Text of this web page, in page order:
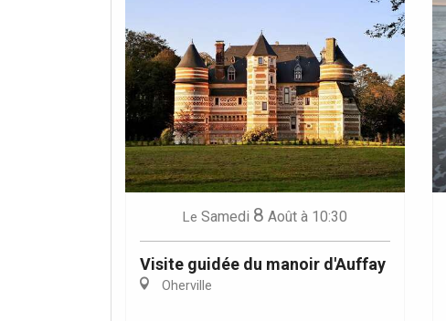
Paris 1h30
Le Samedi 8 Août à 10:30
Visite guidée du manoir d'Auffay
Oherville